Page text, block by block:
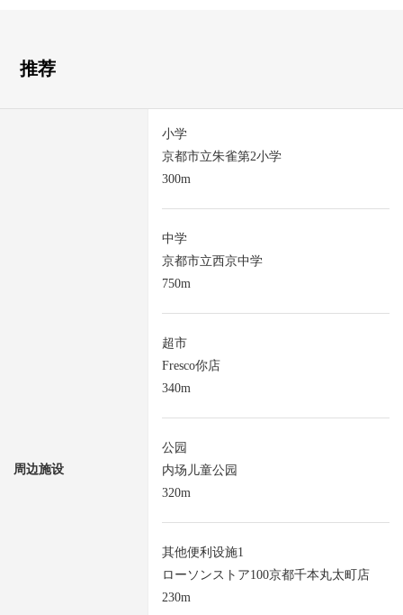
推荐
周边施设
小学
京都市立朱雀第2小学
300m
中学
京都市立西京中学
750m
超市
Fresco你店
340m
公园
内场儿童公园
320m
其他便利设施1
ローソンストア100京都千本丸太町店
230m